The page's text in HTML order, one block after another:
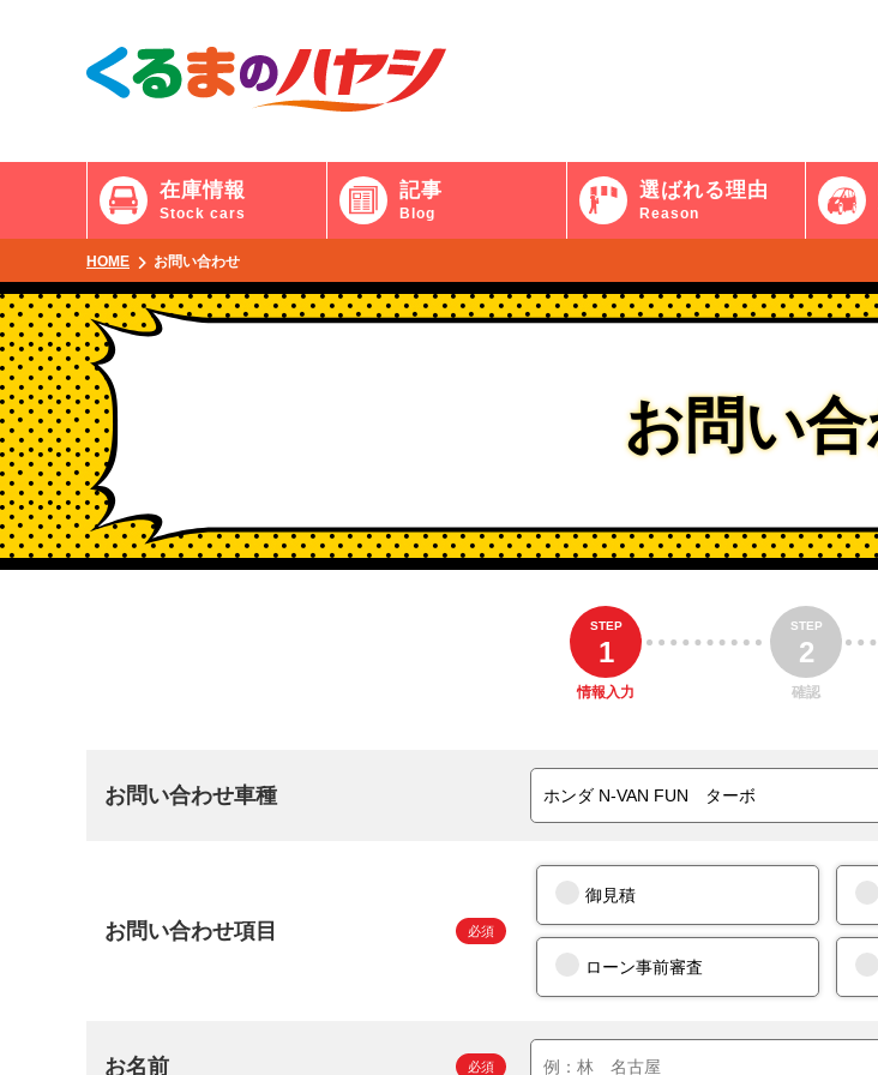
在庫情報
Stock cars
記事
Blog
選ばれる理由
Reason
HOME お問い合わせ
お問い
STEP
1
情報入力
STEP
2
確認
お問い合わせ車種
お問い合わせ項目
御見積
ローン事前審査
お名前